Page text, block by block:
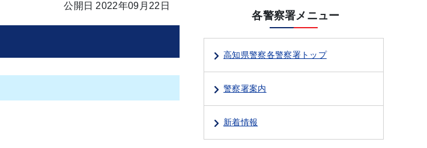
公開日 2022年09月22日
各警察署メニュー
高知県警察各警察署トップ
警察署案内
新着情報